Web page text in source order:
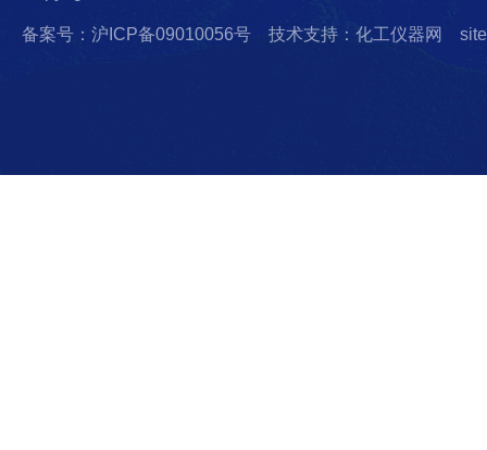
备案号：沪ICP备09010056号 技术支持：化工仪器网